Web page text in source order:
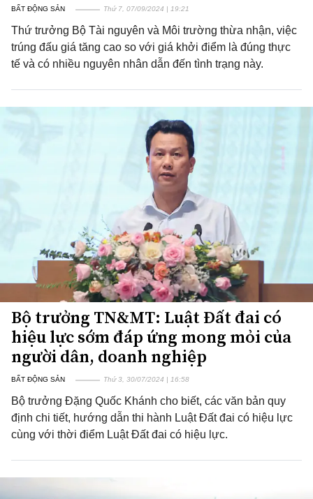
BẤT ĐỘNG SẢN Thứ 7, 07/09/2024 | 19:21
Thứ trưởng Bộ Tài nguyên và Môi trường thừa nhận, việc
trúng đấu giá tăng cao so với giá khởi điểm là đúng thực
tế và có nhiều nguyên nhân dẫn đến tình trạng này.
Bộ trưởng TN&MT: Luật Đất đai có
hiệu lực sớm đáp ứng mong mỏi của
người dân, doanh nghiệp
BẤT ĐỘNG SẢN Thứ 3, 30/07/2024 | 16:58
Bộ trưởng Đặng Quốc Khánh cho biết, các văn bản quy
định chi tiết, hướng dẫn thi hành Luật Đất đai có hiệu lực
cùng với thời điểm Luật Đất đai có hiệu lực.